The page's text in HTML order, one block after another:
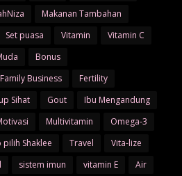
Makanan Tambahan
Set puasa Vitamin
Vitamin C
Bonus
Family Business
Fertility
Sihat Gout
Ibu Mengandung
Multivitamin
Omega-3
pilih Shaklee Travel
Vita-lize
sistem imun vitamin E
Air